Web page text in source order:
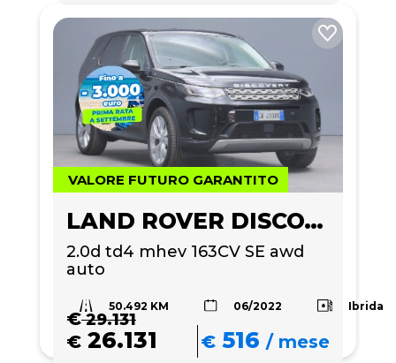
VALORE FUTURO GARANTITO
LAND ROVER DISCOVERY SPORT
2.0d td4 mhev 163CV SE awd
auto
50.492 KM 06/2022 Ibrida
€29.131
€ 26.131 € 516 /mese